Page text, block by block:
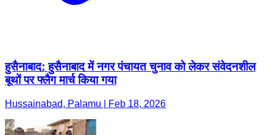
हुसैनाबाद: हुसैनाबाद में नगर पंचायत चुनाव को लेकर संवेदनशील
बूथों पर फ्लैग मार्च किया गया
Hussainabad, Palamu | Feb 18, 2026